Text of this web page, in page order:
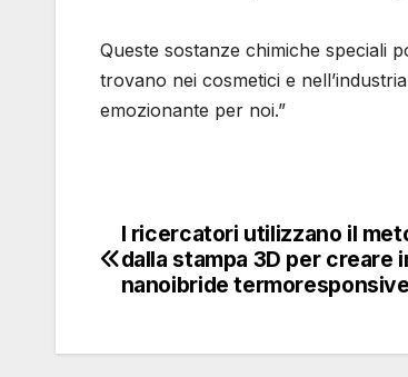
Queste sostanze chimiche speciali
trovano nei cosmetici e
emozionante per noi.”
Navigazione
articoli
I ricercatori utilizzano il
dalla stampa 3D per creare
nanoibride termoresponsive